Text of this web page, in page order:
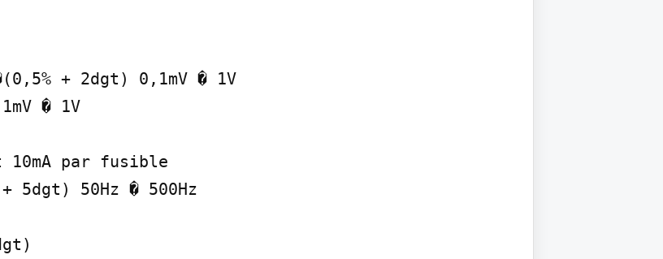
+ 2dgt) 0,1mV � 1V
� 1V
10mA par fusible
5dgt) 50Hz � 500Hz